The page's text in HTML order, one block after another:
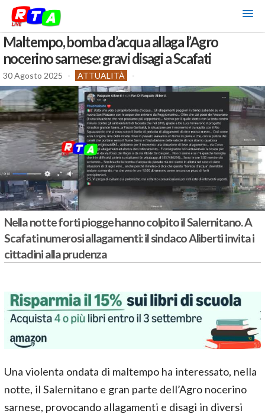
Maltempo, bomba d’acqua allaga l’Agro
nocerino sarnese: gravi disagi a Scafati
30 Agosto 2025 - ATTUALITÀ -
Nella notte forti piogge hanno colpito il Salernitano. A
Scafati numerosi allagamenti: il sindaco Aliberti invita i
cittadini alla prudenza
Una violenta ondata di maltempo ha interessato, nella
notte, il Salernitano e gran parte dell’Agro nocerino
sarnese, provocando allagamenti e disagi in diversi